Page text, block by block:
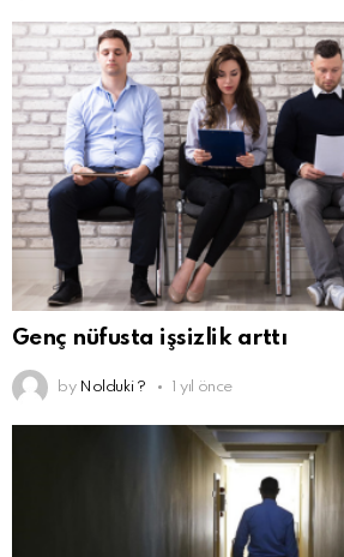
Genç nüfusta işsizlik arttı
by Nolduki ? 1 yıl önce